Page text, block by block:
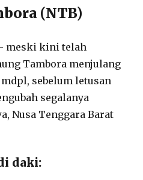
(NTB)
meski kini telah
Tambora menjulang
sebelum letusan
segalanya
Nusa Tenggara Barat
daki: